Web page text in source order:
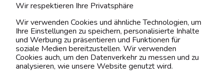
MEIN ACCOUNT
BELIEBTE KATEGORIEN
Wir respektieren Ihre Privatsphäre
Wir verwenden Cookies und ähnliche Technologien, um
Ihre Einstellungen zu speichern, personalisierte Inhalte
und Werbung zu präsentieren und Funktionen für
soziale Medien bereitzustellen. Wir verwenden
Cookies auch, um den Datenverkehr zu messen und zu
analysieren, wie unsere Website genutzt wird.